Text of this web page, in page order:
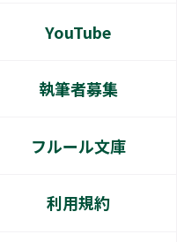
YouTube
執筆者募集
フルール文庫
利用規約